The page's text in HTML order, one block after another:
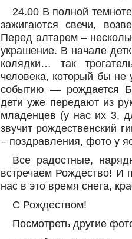
24.00 В полной
зажигаются свечи,
Перед алтарем –
украшение. В начале
колядки… так
человека, который бы
событию — рождается
дети уже передают из
младенцев (у нас их 3,
звучит рождественский
– поздравления, фото у
Все радостные,
встречаем Рождество! И
нас в это время снега,
С Рождеством!
Посмотреть другие